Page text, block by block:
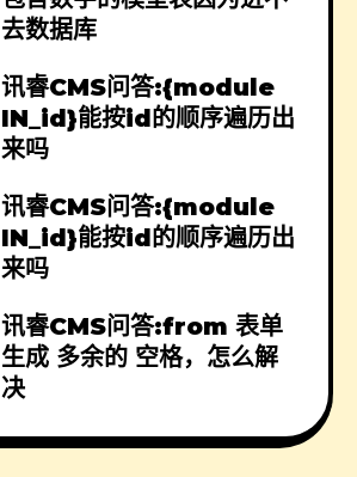
去数据库
讯睿CMS问答:{module
IN_id}能按id的顺序遍历出
来吗
讯睿CMS问答:{module
IN_id}能按id的顺序遍历出
来吗
讯睿CMS问答:from 表单
生成 多余的 空格，怎么解
决